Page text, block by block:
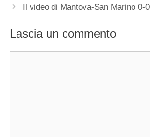
Il video di Mantova-San Marino 0-0
Lascia un commento